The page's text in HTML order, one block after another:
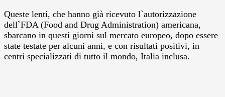
Queste lenti, che hanno già ricevuto l`autorizzazione
dell`FDA (Food and Drug Administration) americana,
sbarcano in questi giorni sul mercato europeo, dopo essere
state testate per alcuni anni, e con risultati positivi, in
centri specializzati di tutto il mondo, Italia inclusa.